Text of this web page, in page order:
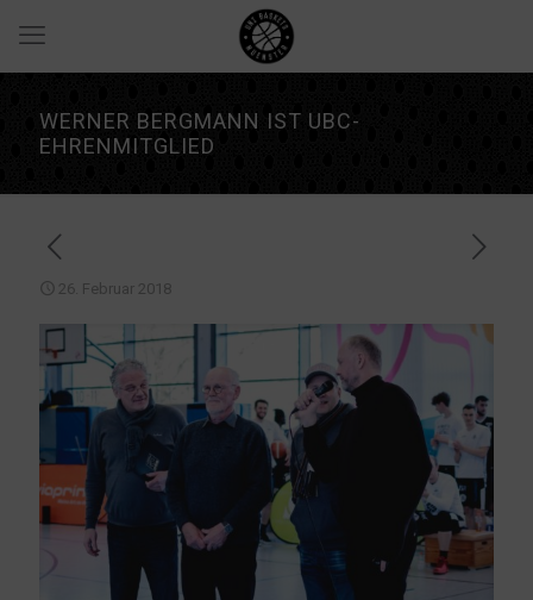
WERNER BERGMANN IST UBC-
EHRENMITGLIED
26. Februar 2018